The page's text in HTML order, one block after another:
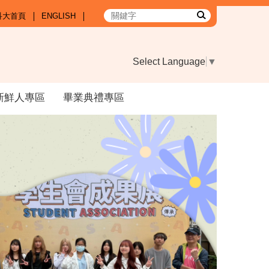
大首頁 ENGLISH
Select Language ▼
鮮人專區 畢業典禮專區